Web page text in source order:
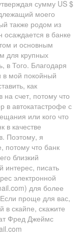
сумму US $
моего
также родом из
в банке
и основным
для крупных
в Того. Благодаря
мой покойный
как
на счет, потому что
в автокатастрофе с
или кого что
в качестве
Поэтому, я
что банк
близкий
​​интерес, писать
электронной
для более
проще для вас,
в скайпе, скажите
Фред Джеймс